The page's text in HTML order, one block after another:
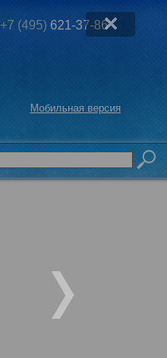
+7 (495) 621-37-86
Мобильная версия